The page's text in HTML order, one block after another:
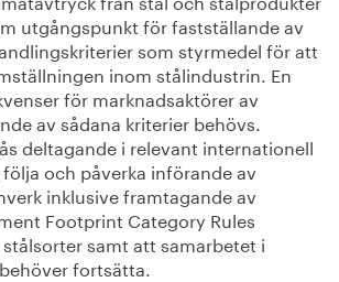
utgångspunkt för fastställande av
som styrmedel för att
inom stålindustrin. En
för marknadsaktörer av
av sådana kriterier behövs.
deltagande i relevant internationell
och påverka införande av
inklusive framtagande av
Footprint Category Rules
stålsorter samt att samarbetet i
fortsätta.